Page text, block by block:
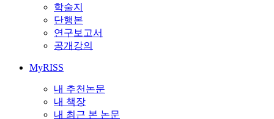
학술지
단행본
연구보고서
공개강의
MyRISS
내 추천논문
내 책장
내 최근 본 논문